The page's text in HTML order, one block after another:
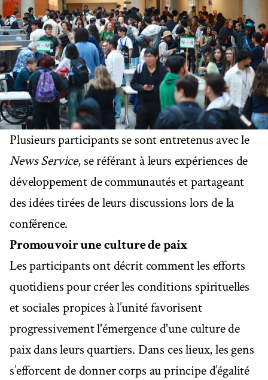
Plusieurs participants se sont entretenus avec le
News Service, se référant à leurs expériences de
développement de communautés et partageant
des idées tirées de leurs discussions lors de la
conférence.
Promouvoir une culture de paix
Les participants ont décrit comment les efforts
quotidiens pour créer les conditions spirituelles
et sociales propices à l’unité favorisent
progressivement l'émergence d'une culture de
paix dans leurs quartiers. Dans ces lieux, les gens
s’efforcent de donner corps au principe d’égalité